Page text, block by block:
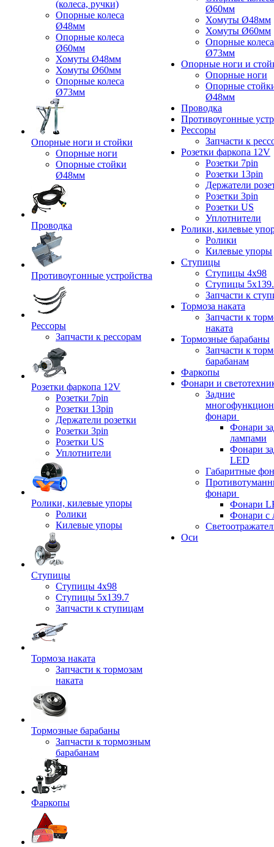
(колеса, ручки)
Опорные колеса
Ø48мм
Опорные колеса
Ø60мм
Хомуты Ø48мм
Хомуты Ø60мм
Опорные колеса
Ø73мм
Опорные ноги и стойки
Опорные ноги
Опорные стойки
Ø48мм
Проводка
Противоугонные устройства
Рессоры
Запчасти к рессорам
Розетки фаркопа 12V
Розетки 7pin
Розетки 13pin
Держатели розетки
Розетки 3pin
Розетки US
Уплотнители
Ролики, килевые упоры
Ролики
Килевые упоры
Ступицы
Ступицы 4x98
Ступицы 5x139.7
Запчасти к ступицам
Тормоза наката
Запчасти к тормозам
наката
Тормозные барабаны
Запчасти к тормозным
барабанам
Фаркопы
Ø60мм
Хомуты Ø48мм
Хомуты Ø60мм
Опорные колеса
Ø73мм
Опорные ноги и
Опорные ноги
Опорные
Ø48мм
Проводка
Противоугонные
Рессоры
Запчасти к
Розетки фаркопа 12V
Розетки 7pin
Розетки 13pin
Держатели
Розетки 3pin
Розетки US
Уплотнители
Ролики, килевые
Ролики
Килевые упоры
Ступицы
Ступицы 4x98
Ступицы
Запчасти к
Тормоза наката
Запчасти к
наката
Тормозные барабаны
Запчасти к
барабанам
Фаркопы
Фонари и
Задние
фонари
Фонари
лампами
Фонари
LED
Габаритные
фонари
Фонари
Фонари с
Оси